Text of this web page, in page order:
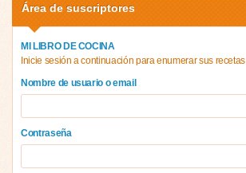
Área de suscriptores
MI LIBRO DE COCINA
Inicie sesión a continuación para enumerar sus recetas
Nombre de usuario o email
Contraseña